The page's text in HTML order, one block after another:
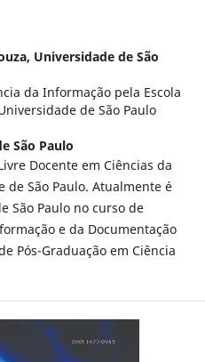
Universidade de São
da Informação pela Escola
de São Paulo
São Paulo
Docente em Ciências da
São Paulo. Atualmente é
São Paulo no curso de
e da Documentação
Pós-Graduação em Ciência